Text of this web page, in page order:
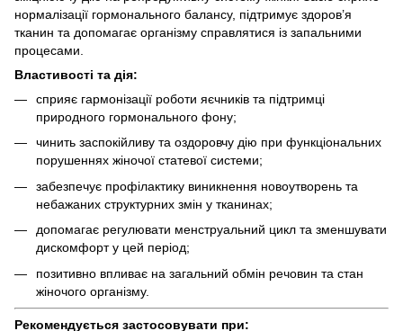
нормалізації гормонального балансу, підтримує здоров’я
тканин та допомагає організму справлятися із запальними
процесами.
Властивості та дія:
сприяє гармонізації роботи яєчників та підтримці
природного гормонального фону;
чинить заспокійливу та оздоровчу дію при функціональних
порушеннях жіночої статевої системи;
забезпечує профілактику виникнення новоутворень та
небажаних структурних змін у тканинах;
допомагає регулювати менструальний цикл та зменшувати
дискомфорт у цей період;
позитивно впливає на загальний обмін речовин та стан
жіночого організму.
Рекомендується застосовувати при: